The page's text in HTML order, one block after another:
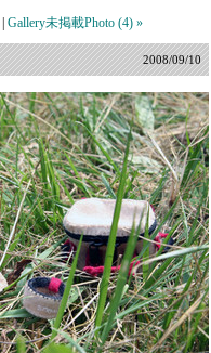
Gallery未掲載Photo (4) »
2008/09/10